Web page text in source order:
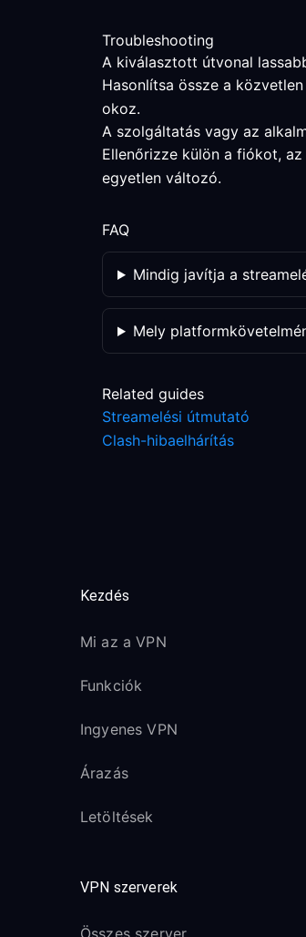
Troubleshooting
A kiválasztott útvonal
Hasonlítsa össze a
okoz.
A szolgáltatás vagy az
Ellenőrizze külön a fiókot,
egyetlen változó.
FAQ
Mindig javítja a
Mely
Related guides
Streamelési útmutató
Clash-hibaelhárítás
Kezdés
Mi az a VPN
Funkciók
Ingyenes VPN
Árazás
Letöltések
VPN szerverek
Összes szerver